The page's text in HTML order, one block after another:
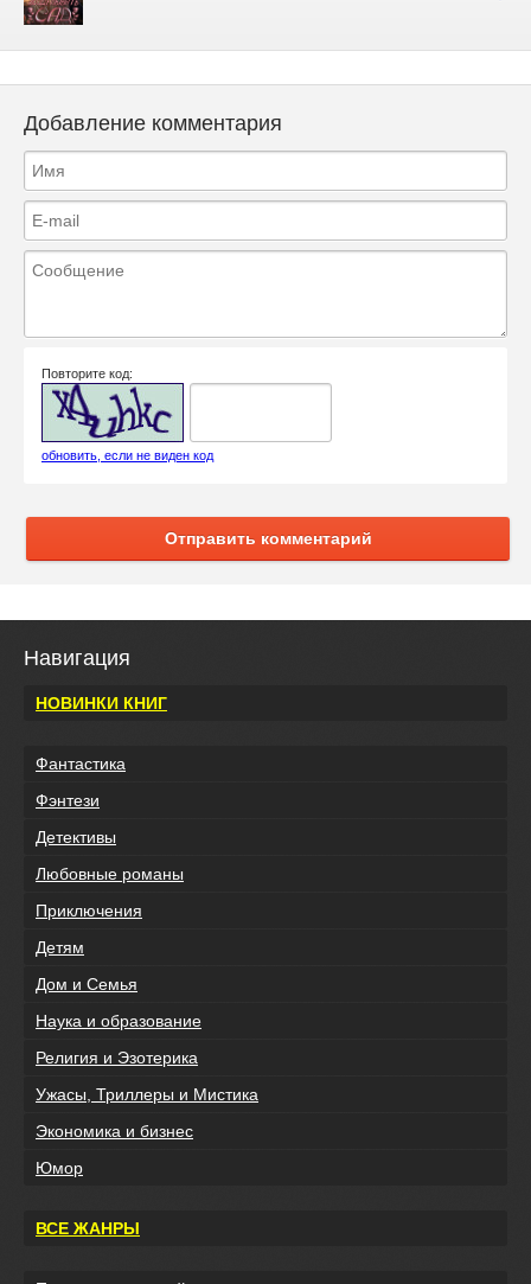
Добавление комментария
Повторите код:
обновить, если не виден код
Отправить комментарий
Навигация
НОВИНКИ КНИГ
Фантастика
Фэнтези
Детективы
Любовные романы
Приключения
Детям
Дом и Семья
Наука и образование
Религия и Эзотерика
Ужасы, Триллеры и Мистика
Экономика и бизнес
Юмор
ВСЕ ЖАНРЫ